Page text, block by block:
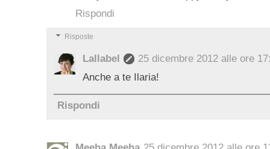
Rispondi
Risposte
Lallabel
25 dicembre 2012 alle ore
Anche a te Ilaria!
Rispondi